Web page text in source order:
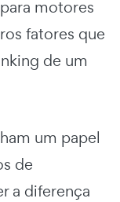
motores
fatores que
de um
um papel
de
a diferença